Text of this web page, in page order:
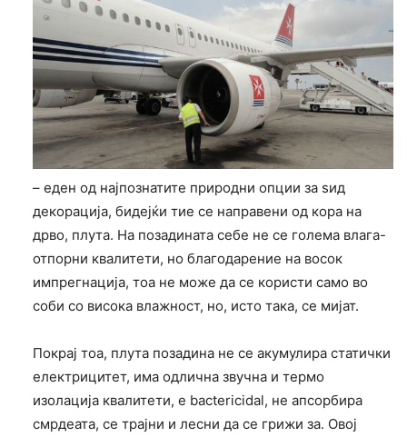
– еден од најпознатите природни опции за ѕид
декорација, бидејќи тие се направени од кора на
дрво, плута. На позадината себе не се голема влага-
отпорни квалитети, но благодарение на восок
импрегнација, тоа не може да се користи само во
соби со висока влажност, но, исто така, се мијат.
Покрај тоа, плута позадина не се акумулира статички
електрицитет, има одлична звучна и термо
изолација квалитети, е bactericidal, не апсорбира
смрдеата, се трајни и лесни да се грижи за. Овој